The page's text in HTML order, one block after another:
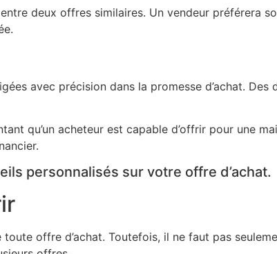
deux offres similaires. Un vendeur préférera
avec précision dans la promesse d’achat.
qu’un acheteur est capable d’offrir pour une
personnalisés sur votre offre d’achat.
offre d’achat. Toutefois, il ne faut pas